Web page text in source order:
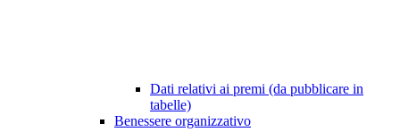
Dati relativi ai premi (da pubblicare in
tabelle)
Benessere organizzativo